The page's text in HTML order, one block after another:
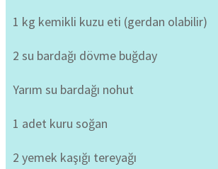
1 kg kemikli kuzu eti (gerdan olabilir)
2 su bardağı dövme buğday
Yarım su bardağı nohut
1 adet kuru soğan
2 yemek kaşığı tereyağı